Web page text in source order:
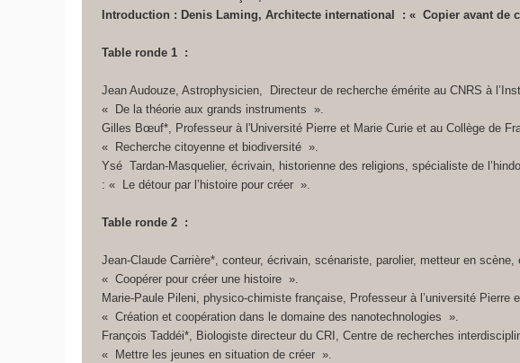
Introduction : Denis Laming, Architecte international : « Copier avant de
Table ronde 1 :
Jean Audouze, Astrophysicien, Directeur de recherche émérite au CNRS à
« De la théorie aux grands instruments ».
Gilles Bœuf*, Professeur à l'Université Pierre et Marie Curie et au Collège de
« Recherche citoyenne et biodiversité ».
Ysé Tardan-Masquelier, écrivain, historienne des religions, spécialiste de
: « Le détour par l’histoire pour créer ».
Table ronde 2 :
Jean-Claude Carrière*, conteur, écrivain, scénariste, parolier, metteur en scène,
« Coopérer pour créer une histoire ».
Marie-Paule Pileni, physico-chimiste française, Professeur à l’université
« Création et coopération dans le domaine des nanotechnologies ».
François Taddéi*, Biologiste directeur du CRI, Centre de recherches
« Mettre les jeunes en situation de créer ».